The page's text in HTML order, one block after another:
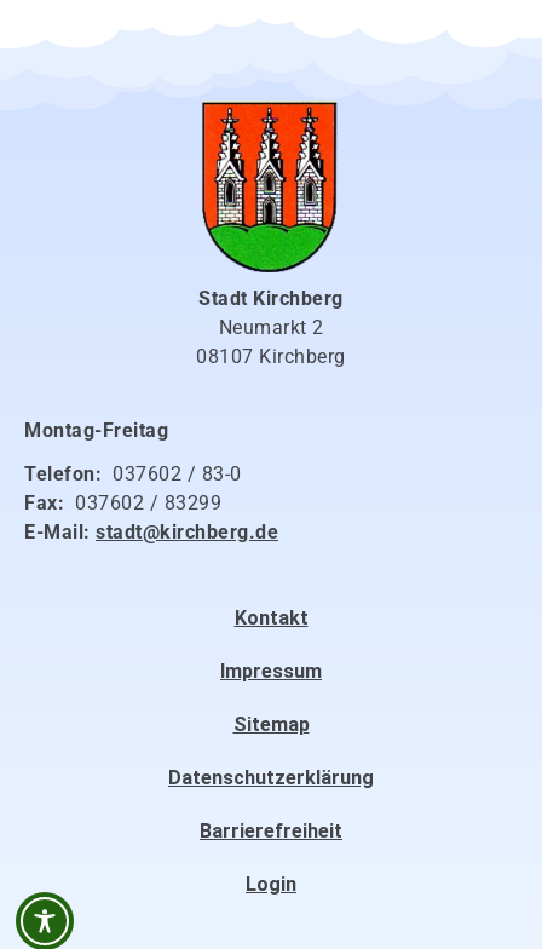
Stadt Kirchberg
Neumarkt 2
08107 Kirchberg
Montag-Freitag
Telefon: 037602 / 83-0
Fax: 037602 / 83299
E-Mail: stadt@kirchberg.de
Kontakt
Impressum
Sitemap
Datenschutzerklärung
Barrierefreiheit
Login